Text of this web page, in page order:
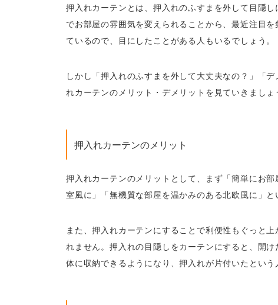
押入れカーテンとは、押入れのふすまを外して目隠
でお部屋の雰囲気を変えられることから、最近注目
ているので、目にしたことがある人もいるでしょう。
しかし「押入れのふすまを外して大丈夫なの？」「
れカーテンのメリット・デメリットを見ていきましょ
押入れカーテンのメリット
押入れカーテンのメリットとして、まず「簡単にお
室風に」「無機質な部屋を温かみのある北欧風に」と
また、押入れカーテンにすることで利便性もぐっと
れません。押入れの目隠しをカーテンにすると、開
体に収納できるようになり、押入れが片付いたという